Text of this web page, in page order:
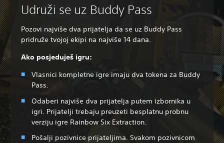
Udruži se uz Buddy Pass
Pozovi najviše dva prijatelja da se uz Buddy Pass
pridruže tvojoj ekipi na najviše 14 dana.
Ako posjeduješ igru:
Vlasnici kompletne igre imaju dva tokena za Buddy
Pass.
Odaberi najviše dva prijatelja putem izbornika u
igri. Prijatelji trebaju preuzeti besplatnu probnu
verziju igre Rainbow Six Extraction.
Pošalji pozivnice prijateljima. Svakom pozivnicom